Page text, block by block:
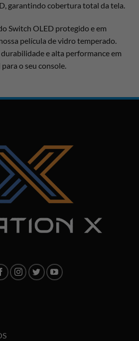
garantindo cobertura total da tela.
Switch OLED protegido e em
película de vidro temperado.
e alta performance em
o seu console.